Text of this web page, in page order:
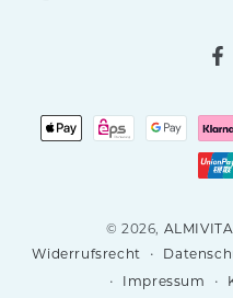
© 2026,
Widerrufsrecht
Impressum